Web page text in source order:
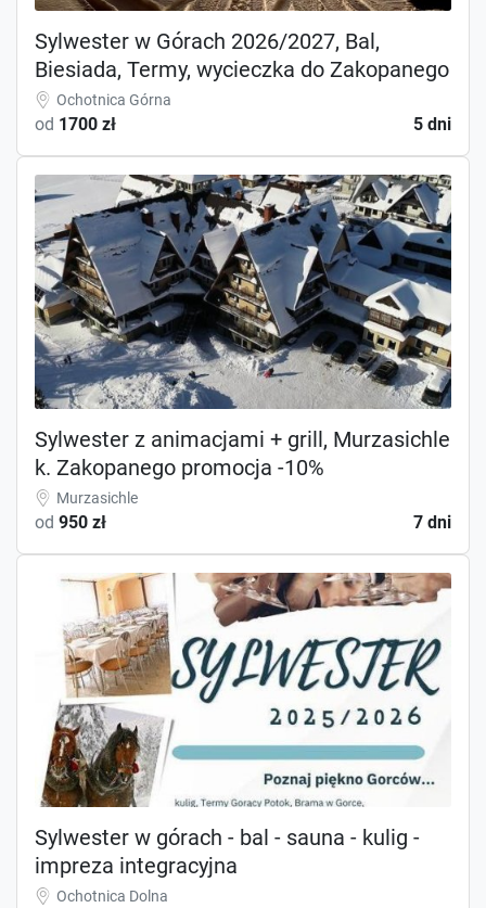
Sylwester w Górach 2026/2027, Bal,
Biesiada, Termy, wycieczka do Zakopanego
Ochotnica Górna
od 1700 zł 5 dni
Sylwester z animacjami + grill, Murzasichle
k. Zakopanego promocja -10%
Murzasichle
od 950 zł 7 dni
Sylwester w górach - bal - sauna - kulig -
impreza integracyjna
Ochotnica Dolna